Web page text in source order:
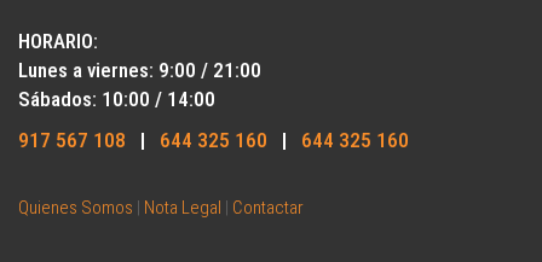
HORARIO:
Lunes a viernes: 9:00 / 21:00
Sábados: 10:00 / 14:00
917 567 108 | 644 325 160 | 644 325 160
Quienes Somos | Nota Legal | Contactar